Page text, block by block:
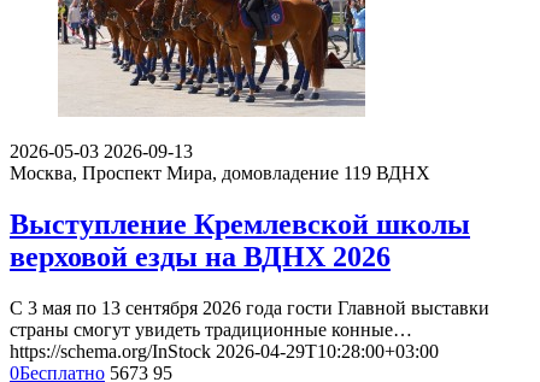
2026-05-03 2026-09-13
Москва, Проспект Мира, домовладение 119 ВДНХ
Выступление Кремлевской школы
верховой езды на ВДНХ 2026
С 3 мая по 13 сентября 2026 года гости Главной выставки
страны смогут увидеть традиционные конные…
https://schema.org/InStock 2026-04-29T10:28:00+03:00
0Бесплатно 5673 95